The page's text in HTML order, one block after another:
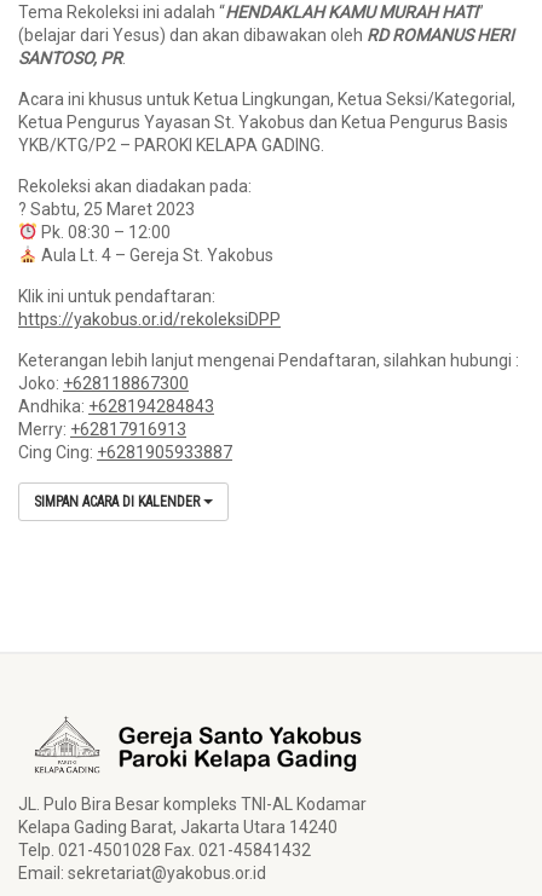
Tema Rekoleksi ini adalah “HENDAKLAH KAMU MURAH HATI”
(belajar dari Yesus) dan akan dibawakan oleh RD ROMANUS HERI
SANTOSO, PR.
Acara ini khusus untuk Ketua Lingkungan, Ketua Seksi/Kategorial,
Ketua Pengurus Yayasan St. Yakobus dan Ketua Pengurus Basis
YKB/KTG/P2 – PAROKI KELAPA GADING.
Rekoleksi akan diadakan pada:
? Sabtu, 25 Maret 2023
Pk. 08:30 – 12:00
Aula Lt. 4 – Gereja St. Yakobus
Klik ini untuk pendaftaran:
https://yakobus.or.id/rekoleksiDPP
Keterangan lebih lanjut mengenai Pendaftaran, silahkan hubungi :
Joko: +628118867300
Andhika: +628194284843
Merry: +62817916913
Cing Cing: +6281905933887
SIMPAN ACARA DI KALENDER
JL. Pulo Bira Besar kompleks TNI-AL Kodamar
Kelapa Gading Barat, Jakarta Utara 14240
Telp. 021-4501028 Fax. 021-45841432
Email: sekretariat@yakobus.or.id